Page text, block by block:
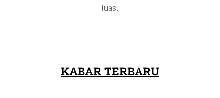
luas.
KABAR TERBARU